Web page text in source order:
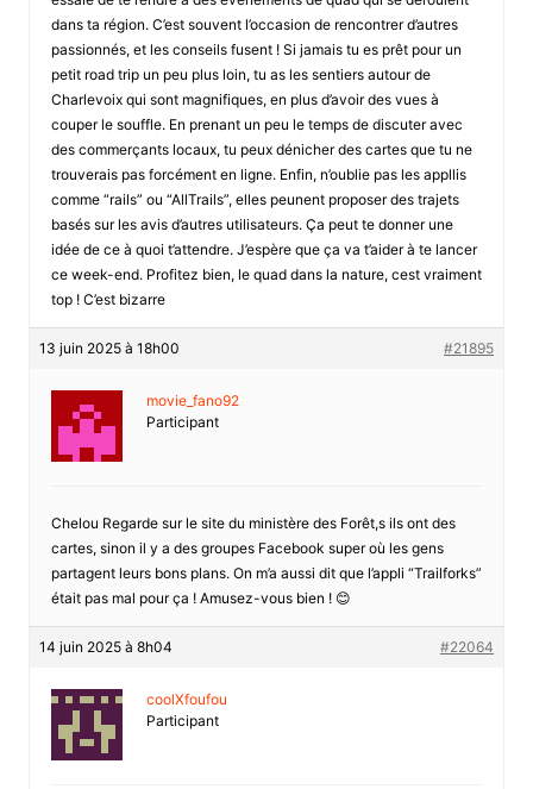
dans ta région. C’est souvent l’occasion de rencontrer d’autres
passionnés, et les conseils fusent ! Si jamais tu es prêt pour un
petit road trip un peu plus loin, tu as les sentiers autour de
Charlevoix qui sont magnifiques, en plus d’avoir des vues à
couper le souffle. En prenant un peu le temps de discuter avec
des commerçants locaux, tu peux dénicher des cartes que tu ne
trouverais pas forcément en ligne. Enfin, n’oublie pas les appllis
comme “rails” ou “AllTrails”, elles peunent proposer des trajets
basés sur les avis d’autres utilisateurs. Ça peut te donner une
idée de ce à quoi t’attendre. J’espère que ça va t’aider à te lancer
ce week-end. Profitez bien, le quad dans la nature, cest vraiment
top ! C’est bizarre
13 juin 2025 à 18h00 #21895
movie_fano92
Participant
Chelou Regarde sur le site du ministère des Forêt,s ils ont des
cartes, sinon il y a des groupes Facebook super où les gens
partagent leurs bons plans. On m’a aussi dit que l’appli “Trailforks”
était pas mal pour ça ! Amusez-vous bien ! 😊
14 juin 2025 à 8h04 #22064
coolXfoufou
Participant